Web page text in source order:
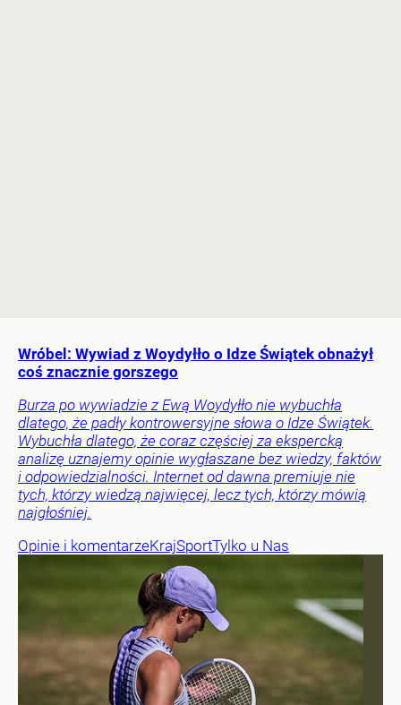
Wróbel: Wywiad z Woydyłło o Idze Świątek obnażył
coś znacznie gorszego
Burza po wywiadzie z Ewą Woydyłło nie wybuchła
dlatego, że padły kontrowersyjne słowa o Idze Świątek.
Wybuchła dlatego, że coraz częściej za ekspercką
analizę uznajemy opinie wygłaszane bez wiedzy, faktów
i odpowiedzialności. Internet od dawna premiuje nie
tych, którzy wiedzą najwięcej, lecz tych, którzy mówią
najgłośniej.
Opinie i komentarzeKrajSportTylko u Nas